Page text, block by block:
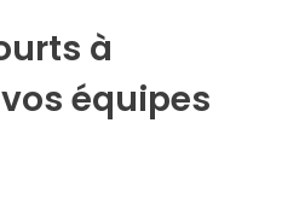
à
équipes